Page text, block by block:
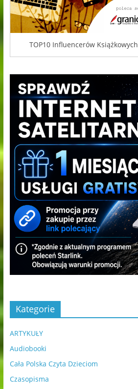
TOP10 Influencerów Książkowych
Kategorie
ARTYKUŁY
Audiobooki
Cała Polska Czyta Dzieciom
Czasopisma